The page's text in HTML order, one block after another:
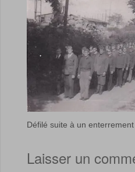
Défilé suite à un
Laisser un